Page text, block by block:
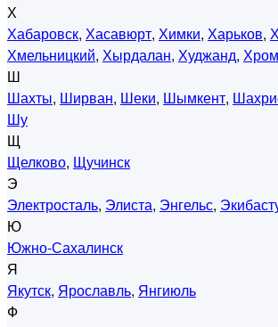
Х
Хабаровск, Хасавюрт, Химки, Харьков,
Хмельницкий, Хырдалан, Худжанд,
Ш
Шахты, Ширван, Шеки, Шымкент,
Шу
Щ
Щелково, Щучинск
Э
Электросталь, Элиста, Энгельс,
Ю
Южно-Сахалинск
Я
Якутск, Ярославль, Янгиюль
Ф